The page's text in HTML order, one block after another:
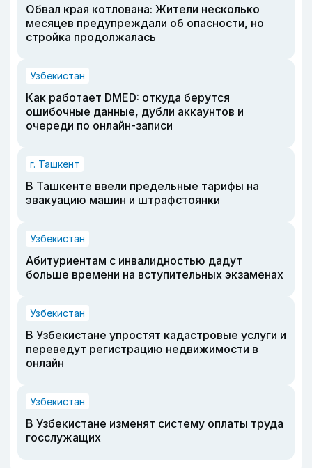
Обвал края котлована: Жители несколько
месяцев предупреждали об опасности, но
стройка продолжалась
Узбекистан
Как работает DMED: откуда берутся
ошибочные данные, дубли аккаунтов и
очереди по онлайн-записи
г. Ташкент
В Ташкенте ввели предельные тарифы на
эвакуацию машин и штрафстоянки
Узбекистан
Абитуриентам с инвалидностью дадут
больше времени на вступительных экзаменах
Узбекистан
В Узбекистане упростят кадастровые услуги и
переведут регистрацию недвижимости в
онлайн
Узбекистан
В Узбекистане изменят систему оплаты труда
госслужащих